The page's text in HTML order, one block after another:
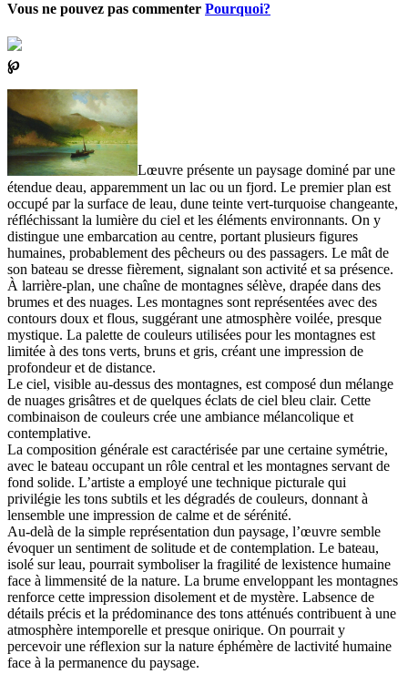
Vous ne pouvez pas commenter Pourquoi?
℘
Lœuvre présente un paysage dominé par une
étendue deau, apparemment un lac ou un fjord. Le premier plan est
occupé par la surface de leau, dune teinte vert-turquoise changeante,
réfléchissant la lumière du ciel et les éléments environnants. On y
distingue une embarcation au centre, portant plusieurs figures
humaines, probablement des pêcheurs ou des passagers. Le mât de
son bateau se dresse fièrement, signalant son activité et sa présence.
À larrière-plan, une chaîne de montagnes sélève, drapée dans des
brumes et des nuages. Les montagnes sont représentées avec des
contours doux et flous, suggérant une atmosphère voilée, presque
mystique. La palette de couleurs utilisées pour les montagnes est
limitée à des tons verts, bruns et gris, créant une impression de
profondeur et de distance.
Le ciel, visible au-dessus des montagnes, est composé dun mélange
de nuages grisâtres et de quelques éclats de ciel bleu clair. Cette
combinaison de couleurs crée une ambiance mélancolique et
contemplative.
La composition générale est caractérisée par une certaine symétrie,
avec le bateau occupant un rôle central et les montagnes servant de
fond solide. L’artiste a employé une technique picturale qui
privilégie les tons subtils et les dégradés de couleurs, donnant à
lensemble une impression de calme et de sérénité.
Au-delà de la simple représentation dun paysage, l’œuvre semble
évoquer un sentiment de solitude et de contemplation. Le bateau,
isolé sur leau, pourrait symboliser la fragilité de lexistence humaine
face à limmensité de la nature. La brume enveloppant les montagnes
renforce cette impression disolement et de mystère. Labsence de
détails précis et la prédominance des tons atténués contribuent à une
atmosphère intemporelle et presque onirique. On pourrait y
percevoir une réflexion sur la nature éphémère de lactivité humaine
face à la permanence du paysage.